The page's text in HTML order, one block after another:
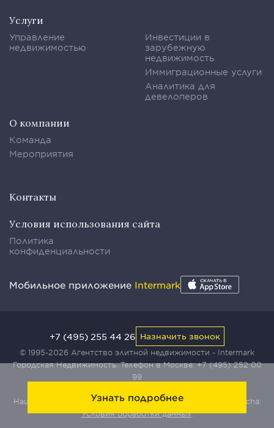
Узнать подробнее
Услуги
Управление
недвижимостью
Инвестиции в
зарубежную
недвижимость
Иммиграционные услуги
Аналитика для
девелоперов
О компании
Команда
Мероприятия
Контакты
Условия использования сайта
Политика
конфиденциальности
Мобильное приложение Intermark
© 1995-2026 Агентство элитной недвижимости - Intermark
Городская Недвижимость. Телефон в Москве:+7 (495) 252 00
99
Наш сайт защищен с помощью сервиса Yandex SmartCaptcha:
Условия обработки данных.
+7 (495) 255 44 26 Назначить звонок